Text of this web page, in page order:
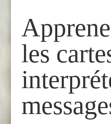
les